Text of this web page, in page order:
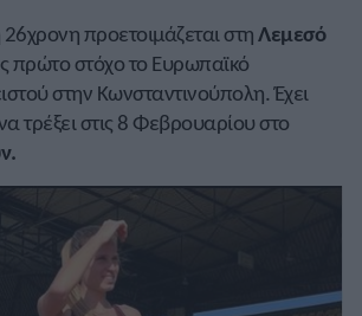
προετοιμάζεται στηΛεμεσό
πρώτο στόχο το Ευρωπαϊκό
στην Κωνσταντινούπολη. Έχει
τρέξει στις 8 Φεβρουαρίου στο